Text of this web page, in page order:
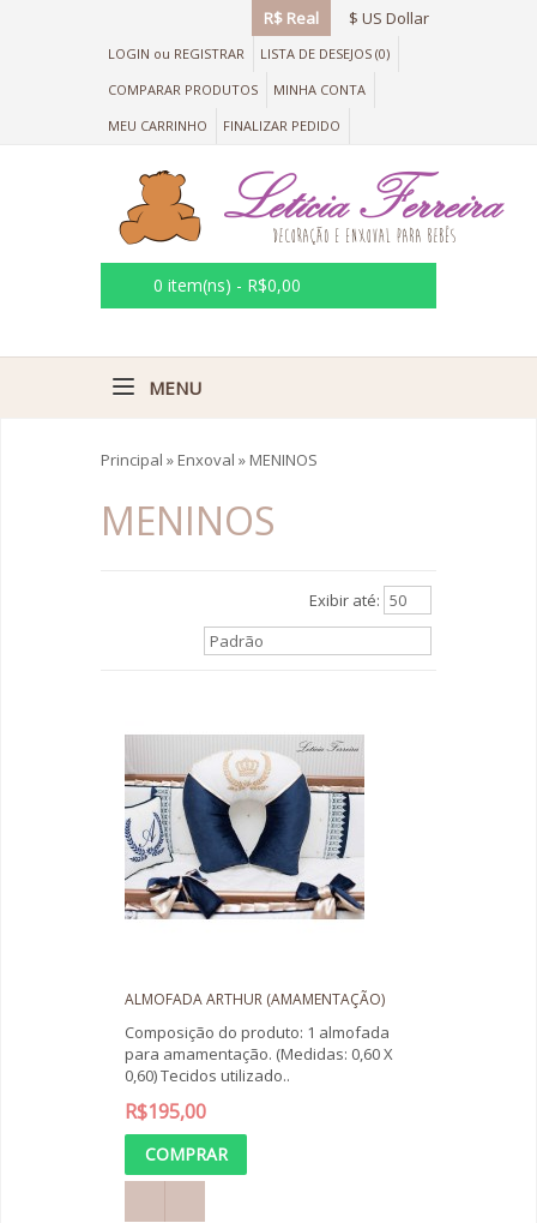
R$ Real $ US Dollar
LOGIN ou REGISTRAR
LISTA DE DESEJOS (0)
COMPARAR PRODUTOS
MINHA CONTA
MEU CARRINHO
FINALIZAR PEDIDO
0 item(ns) - R$0,00
MENU
Principal » Enxoval » MENINOS
MENINOS
Exibir até: 50
Padrão
ALMOFADA ARTHUR (AMAMENTAÇÃO)
Composição do produto: 1 almofada
para amamentação. (Medidas: 0,60 X
0,60) Tecidos utilizado..
R$195,00